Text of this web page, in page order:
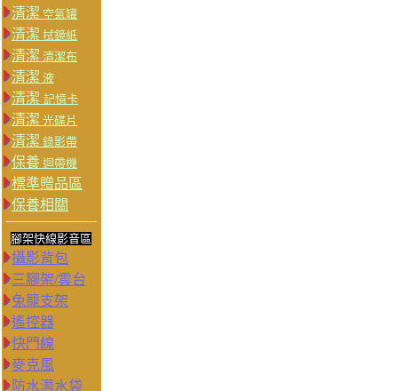
清潔 空氣罐
清潔 拭鏡紙
清潔 清潔布
清潔 液
清潔 記憶卡
清潔 光碟片
清潔 錄影帶
保養 迴帶機
標準贈品區
保養相關
腳架快線影音區
攝影背包
三腳架/雲台
兔籠支架
遙控器
快門線
麥克風
防水潛水袋